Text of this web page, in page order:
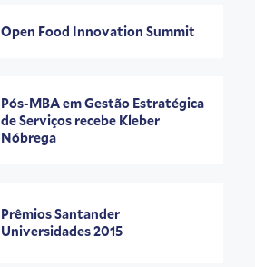
Open Food Innovation Summit
Pós-MBA em Gestão Estratégica
de Serviços recebe Kleber
Nóbrega
Prêmios Santander
Universidades 2015